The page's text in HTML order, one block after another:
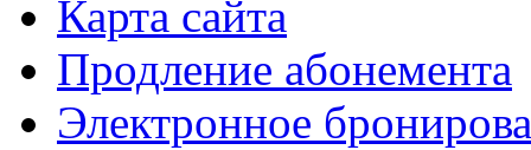
Карта сайта
Продление абонемента
Электронное